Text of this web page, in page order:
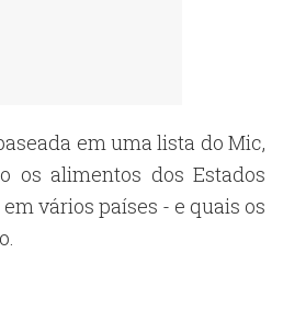
em uma lista do Mic,
os alimentos dos Estados
vários países - e quais os